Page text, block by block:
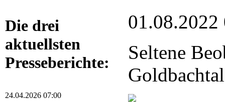
Die drei
aktuellsten
Presseberichte:
24.04.2026 07:00
01.08.2022
Seltene
Goldbachtal